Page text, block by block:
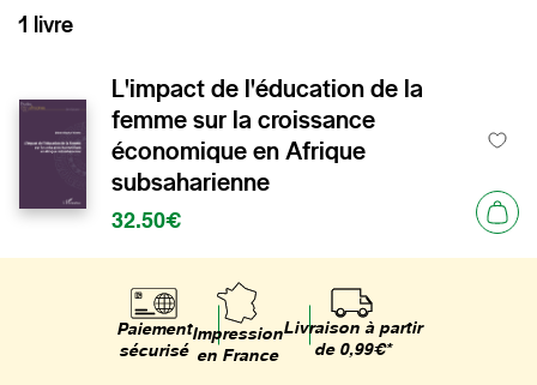
1 livre
L'impact de l'éducation de la
femme sur la croissance
économique en Afrique
subsaharienne
32.50€
Paiement
sécurisé
Impression
en France
Livraison à partir
de 0,99€*